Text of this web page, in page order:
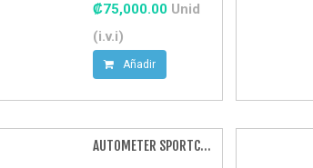
₡75,000.00 Unid
(i.v.i)
Añadir
AUTOMETER SPORTCOMP BOOST 20PSI MECH